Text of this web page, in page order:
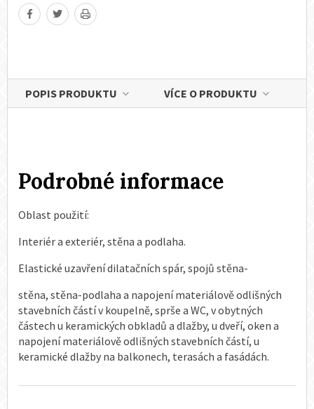
POPIS PRODUKTU VÍCE O PRODUKTU
Podrobné informace
Oblast použití:
Interiér a exteriér, stěna a podlaha.
Elastické uzavření dilatačních spár, spojů stěna-
stěna, stěna-podlaha a napojení materiálově odlišných
stavebních částí v koupelně, sprše a WC, v obytných
částech u keramických obkladů a dlažby, u dveří, oken a
napojení materiálově odlišných stavebních částí, u
keramické dlažby na balkonech, terasách a fasádách.